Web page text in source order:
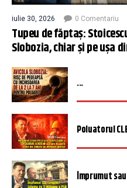
iulie 30, 2026 0 Comentariu
Tupeu de făptaș:
Slobozia, chiar și pe ușa
...
Poluatorul
Împrumut